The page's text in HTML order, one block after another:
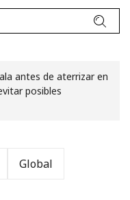
antes de aterrizar en
posibles
Global